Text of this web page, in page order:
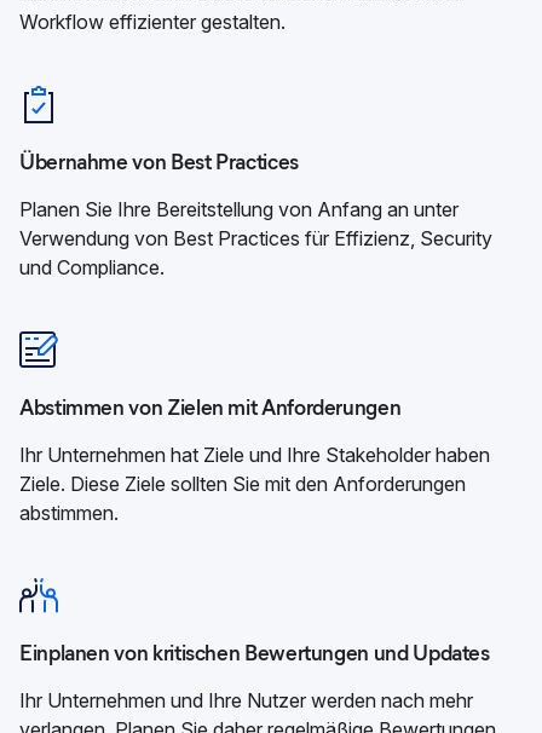
Workflow effizienter gestalten.
Übernahme von Best Practices
Planen Sie Ihre Bereitstellung von Anfang an unter
Verwendung von Best Practices für Effizienz, Security
und Compliance.
Abstimmen von Zielen mit Anforderungen
Ihr Unternehmen hat Ziele und Ihre Stakeholder haben
Ziele. Diese Ziele sollten Sie mit den Anforderungen
abstimmen.
Einplanen von kritischen Bewertungen und Updates
Ihr Unternehmen und Ihre Nutzer werden nach mehr